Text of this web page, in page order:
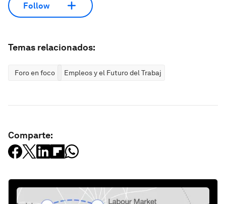
Follow
Temas relacionados:
Foro en foco Empleos y el Futuro del Trabajo
Comparte: